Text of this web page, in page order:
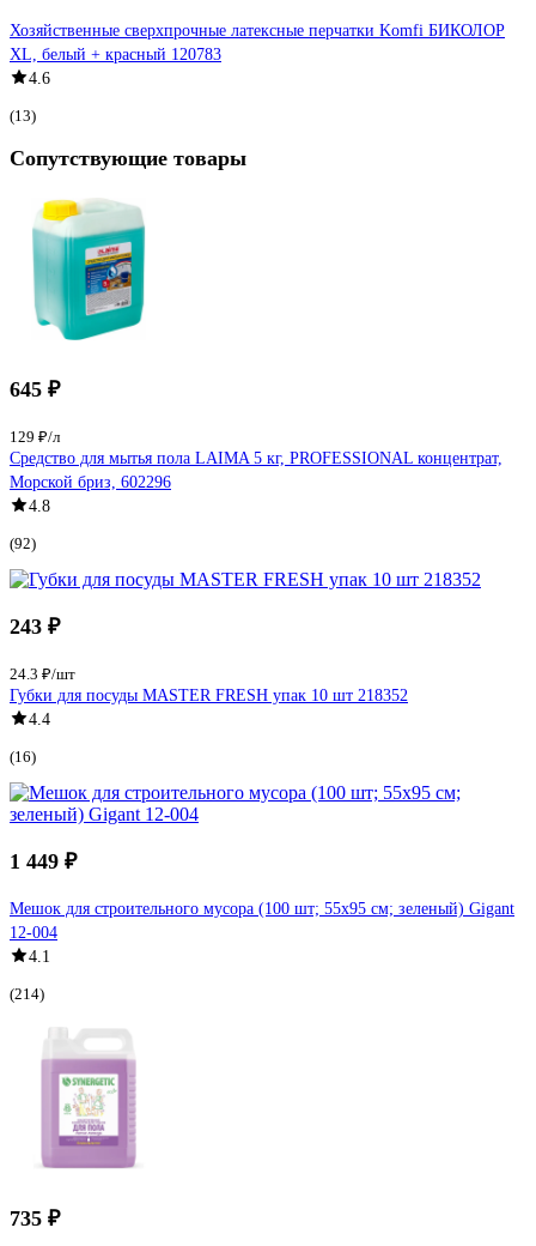
Хозяйственные сверхпрочные латексные перчатки Komfi БИКОЛОР
XL, белый + красный 120783
4.6
(13)
Сопутствующие товары
645 ₽
129 ₽/л
Средство для мытья пола LAIMA 5 кг, PROFESSIONAL концентрат,
Морской бриз, 602296
4.8
(92)
243 ₽
24.3 ₽/шт
Губки для посуды MASTER FRESH упак 10 шт 218352
4.4
(16)
1 449 ₽
Мешок для строительного мусора (100 шт; 55х95 см; зеленый) Gigant
12-004
4.1
(214)
735 ₽